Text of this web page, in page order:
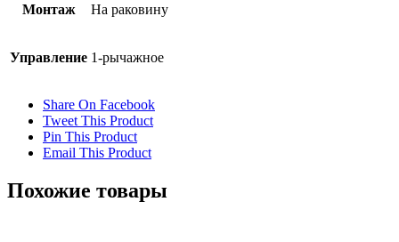
Монтаж На раковину
Управление 1-рычажное
Share On Facebook
Tweet This Product
Pin This Product
Email This Product
Похожие товары